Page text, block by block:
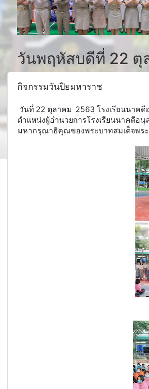
วันพฤหัสบดีที่ 22 ตุ
กิจกรรมวันปิยมหาราช
วันที่ 22 ตุลาคม 2563 โรงเรียนนาค
ตำแหน่งผู้อำนวยการโรงเรียนนาคดีอ
มหากรุณาธิคุณของพระบาทสมเด็จพระ